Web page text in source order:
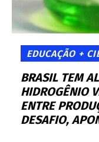
EDUCAÇÃO +
BRASIL TEM
HIDROGÊNIO
ENTRE
DESAFIO,